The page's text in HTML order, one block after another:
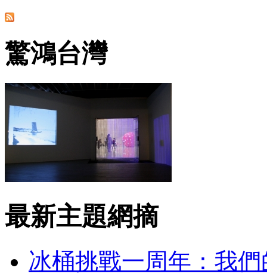
驚鴻台灣
最新主題網摘
冰桶挑戰一周年：我